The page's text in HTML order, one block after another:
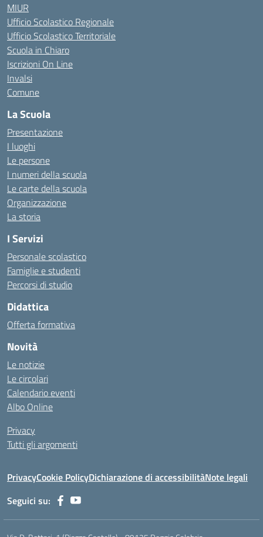
MIUR
Ufficio Scolastico Regionale
Ufficio Scolastico Territoriale
Scuola in Chiaro
Iscrizioni On Line
Invalsi
Comune
La Scuola
Presentazione
I luoghi
Le persone
I numeri della scuola
Le carte della scuola
Organizzazione
La storia
I Servizi
Personale scolastico
Famiglie e studenti
Percorsi di studio
Didattica
Offerta formativa
Novità
Le notizie
Le circolari
Calendario eventi
Albo Online
Privacy
Tutti gli argomenti
PrivacyCookie PolicyDichiarazione di accessibilitàNote legali
Seguici su: